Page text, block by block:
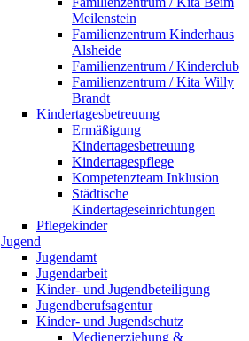
Meilenstein
Familienzentrum Kinderhaus
Alsheide
Familienzentrum / Kinderclub
Familienzentrum / Kita Willy
Brandt
Kindertagesbetreuung
Ermäßigung
Kindertagesbetreuung
Kindertagespflege
Kompetenzteam Inklusion
Städtische
Kindertageseinrichtungen
Pflegekinder
Jugend
Jugendamt
Jugendarbeit
Kinder- und Jugendbeteiligung
Jugendberufsagentur
Kinder- und Jugendschutz
Medienerziehung &